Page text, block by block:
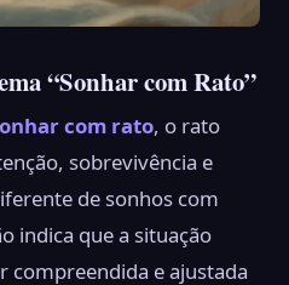
“Sonhar com Rato”
com rato, o rato
sobrevivência e
de sonhos com
indica que a situação
compreendida e ajustada